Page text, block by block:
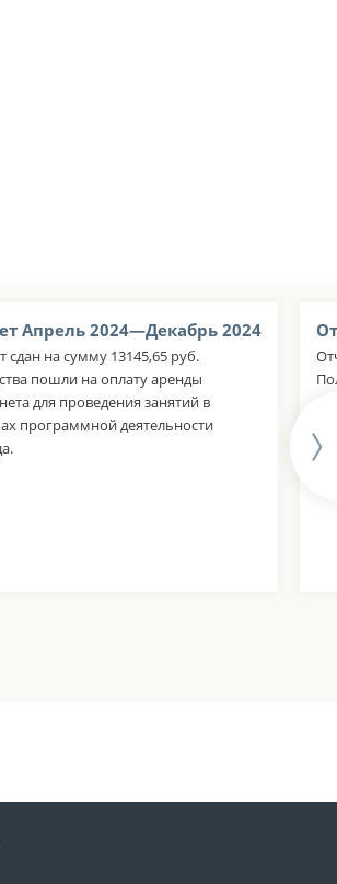
Апрель 2024—Декабрь 2024
сдан на сумму 13145,65 руб.
пошли на оплату аренды
для проведения занятий в
программной деятельности